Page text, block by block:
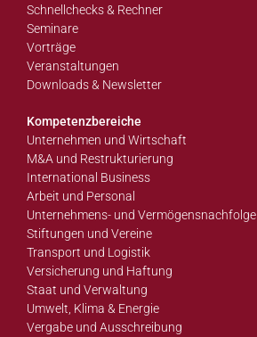
Schnellchecks & Rechner
Seminare
Vorträge
Veranstaltungen
Downloads & Newsletter
Kompetenzbereiche
Unternehmen und Wirtschaft
M&A und Restrukturierung
International Business
Arbeit und Personal
Unternehmens- und Vermögensnachfolge
Stiftungen und Vereine
Transport und Logistik
Versicherung und Haftung
Staat und Verwaltung
Umwelt, Klima & Energie
Vergabe und Ausschreibung